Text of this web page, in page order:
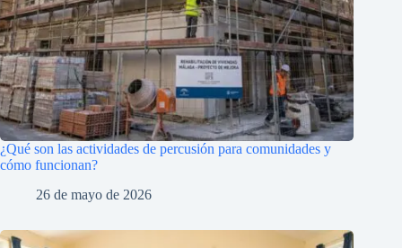
¿Qué son las actividades de percusión para comunidades y
cómo funcionan?
26 de mayo de 2026